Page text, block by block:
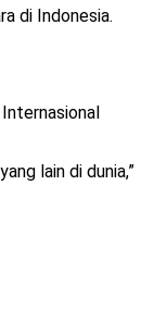
di Indonesia.
lain di dunia,”